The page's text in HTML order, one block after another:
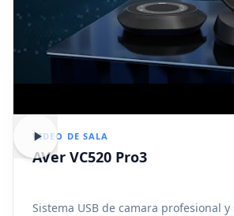
VIDEO DE SALA
AVer VC520 Pro3
Sistema USB de camara profesional